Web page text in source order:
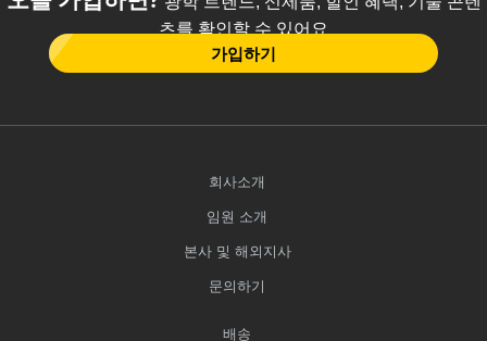
츠를 확인할 수 있어요
가입하기
회사소개
임원 소개
본사 및 해외지사
문의하기
배송